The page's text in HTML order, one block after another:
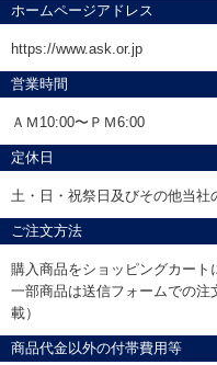
ホームページアドレス
https://www.ask.or.jp
営業時間
ＡＭ10:00〜ＰＭ6:00
定休日
土・日・祝祭日及びその他当社
ご注文方法
購入商品をショッピングカート
一部商品は送信フォームでの注
載）
商品代金以外の付帯費用等